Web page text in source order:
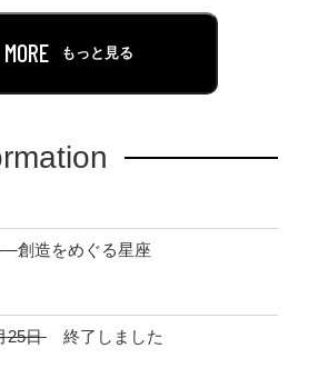
れてきましたが、それら従来
に活躍したその他の作家との
内容に展開させるまでには至
た。
含め国内3館を巡回する「パウ
造をめぐる星座」では、ベ
MORE もっと見る
創造をめぐる星座
25日
終了しました